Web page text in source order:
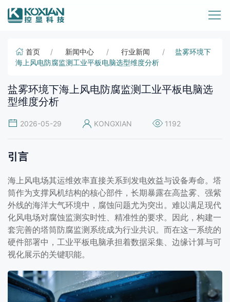
首页 新闻中心 行业新闻
盐雾环境下
海上风电防腐监测工业平板电脑选型维度分析
盐雾环境下海上风电防腐监测工业平板电脑选
型维度分析
2026-05-29 KONGXIAN 1192
引言
海上风电场其运维效率直接关系到发电效益与设备寿命。塔
筒作为支撑风机结构的核心部件，长期暴露在高盐雾、强紫
外线的海洋大气环境中，腐蚀问题尤为突出。难以满足现代
化风电场对腐蚀监测实时性、精准性的要求。因此，构建一
套完善的塔筒防腐监测系统成为行业共识。而在这一系统的
硬件部署中，工业平板电脑承担着数据采集、边缘计算与可
视化展示的关键职能。